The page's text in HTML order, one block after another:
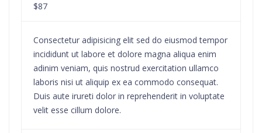
$87
Consectetur adipisicing elit sed do eiusmod tempor
incididunt ut labore et dolore magna aliqua enim
adinim veniam, quis nostrud exercitation ullamco
laboris nisi ut aliquip ex ea commodo consequat.
Duis aute irureti dolor in reprehenderit in voluptate
velit esse cillum dolore.